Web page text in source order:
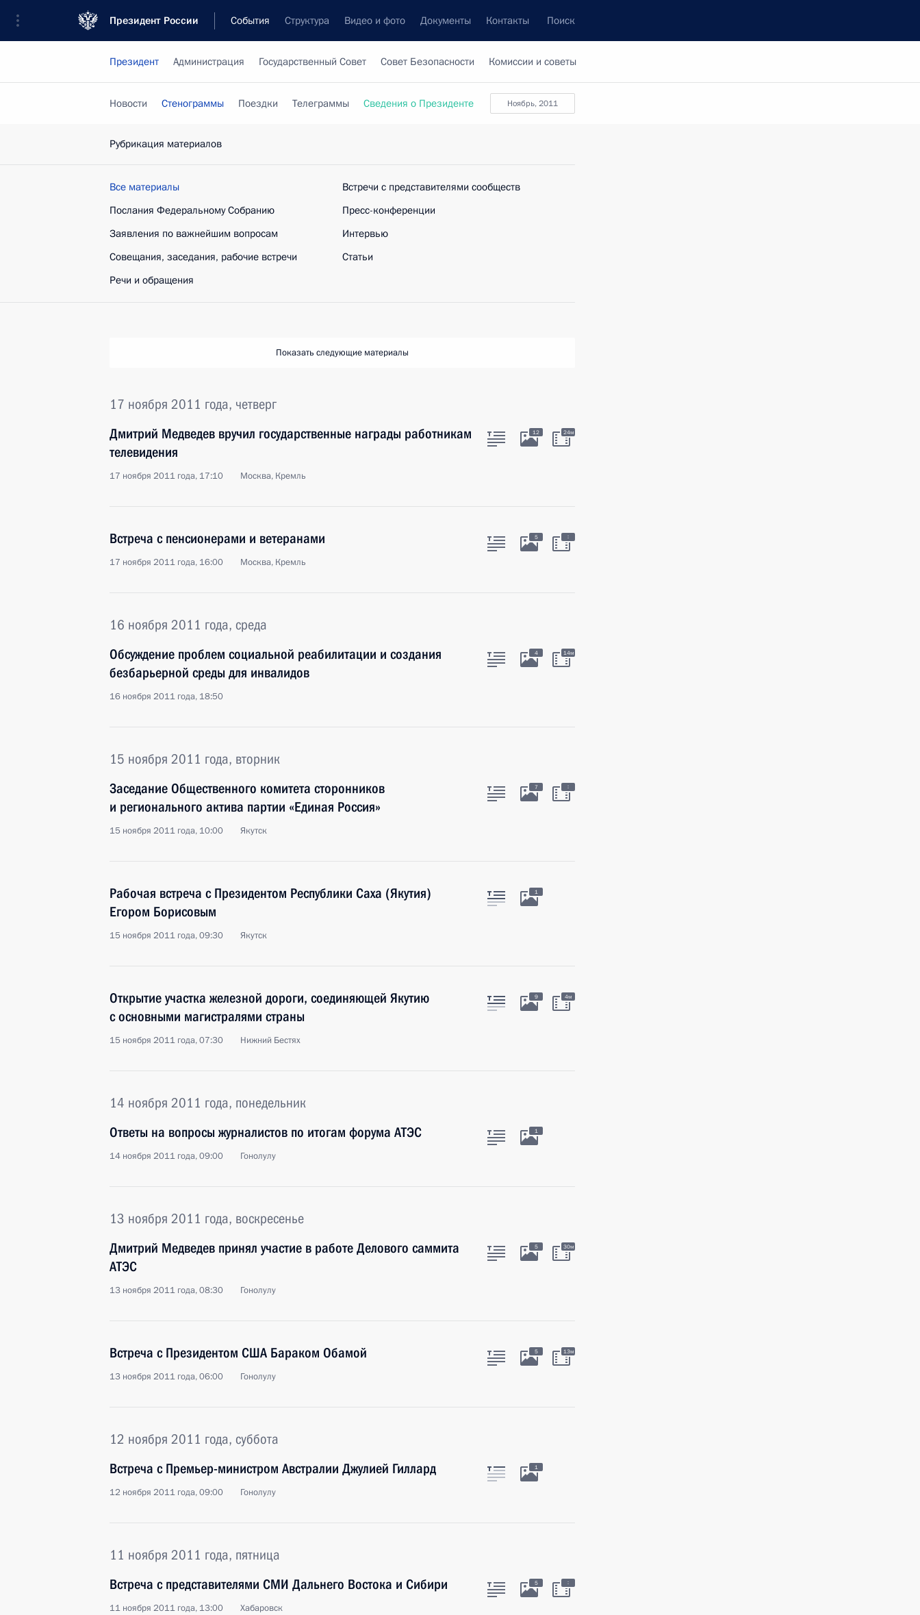
Президент России События Структура Видео и фото Документы Контакты Поиск
Президент Администрация Государственный Совет Совет Безопасности Комиссии и советы
ноябрь, 2011
Новости Стенограммы Поездки Телеграммы Сведения о Президенте
Рубрикация материалов
Все материалы
Послания Федеральному Собранию
Заявления по важнейшим вопросам
Совещания, заседания, рабочие встречи
Речи и обращения
Встречи с представителями сообществ
Пресс-конференции
Интервью
Статьи
Показать следующие материалы
17 ноября 2011 года, четверг
Дмитрий Медведев вручил государственные награды работникам
телевидения
17 ноября 2011 года, 17:10 Москва, Кремль
12 24м
Встреча с пенсионерами и ветеранами
17 ноября 2011 года, 16:00 Москва, Кремль
5 :
16 ноября 2011 года, среда
Обсуждение проблем социальной реабилитации и создания
безбарьерной среды для инвалидов
16 ноября 2011 года, 18:50
4 14м
15 ноября 2011 года, вторник
Заседание Общественного комитета сторонников
и регионального актива партии «Единая Россия»
15 ноября 2011 года, 10:00 Якутск
7 :
Рабочая встреча с Президентом Республики Саха (Якутия)
Егором Борисовым
15 ноября 2011 года, 09:30 Якутск
1
Открытие участка железной дороги, соединяющей Якутию
с основными магистралями страны
15 ноября 2011 года, 07:30 Нижний Бестях
9 4м
14 ноября 2011 года, понедельник
Ответы на вопросы журналистов по итогам форума АТЭС
14 ноября 2011 года, 09:00 Гонолулу
1
13 ноября 2011 года, воскресенье
Дмитрий Медведев принял участие в работе Делового саммита
АТЭС
13 ноября 2011 года, 08:30 Гонолулу
5 30м
Встреча с Президентом США Бараком Обамой
13 ноября 2011 года, 06:00 Гонолулу
5 13м
12 ноября 2011 года, суббота
Встреча с Премьер-министром Австралии Джулией Гиллард
12 ноября 2011 года, 09:00 Гонолулу
1
11 ноября 2011 года, пятница
Встреча с представителями СМИ Дальнего Востока и Сибири
11 ноября 2011 года, 13:00 Хабаровск
5 :